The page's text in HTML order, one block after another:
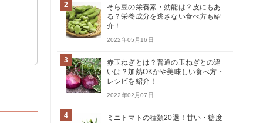
2
そら豆の栄養素・効能は？皮にもあ
る？栄養成分を逃さない食べ方も紹
介！
2022年05月16日
3
赤玉ねぎとは？普通の玉ねぎとの違
いは？加熱OKかや美味しい食べ方・
レシピを紹介！
2022年02月07日
4
ミニトマトの種類20選！甘い・糖度